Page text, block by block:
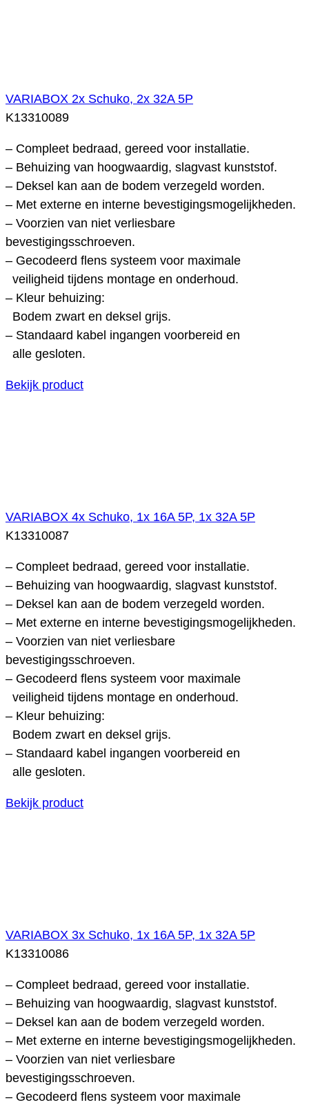
VARIABOX 2x Schuko, 2x 32A 5P
K13310089
– Compleet bedraad, gereed voor installatie.
– Behuizing van hoogwaardig, slagvast kunststof.
– Deksel kan aan de bodem verzegeld worden.
– Met externe en interne bevestigingsmogelijkheden.
– Voorzien van niet verliesbare
bevestigingsschroeven.
– Gecodeerd flens systeem voor maximale
veiligheid tijdens montage en onderhoud.
– Kleur behuizing:
Bodem zwart en deksel grijs.
– Standaard kabel ingangen voorbereid en
alle gesloten.
Bekijk product
VARIABOX 4x Schuko, 1x 16A 5P, 1x 32A 5P
K13310087
– Compleet bedraad, gereed voor installatie.
– Behuizing van hoogwaardig, slagvast kunststof.
– Deksel kan aan de bodem verzegeld worden.
– Met externe en interne bevestigingsmogelijkheden.
– Voorzien van niet verliesbare
bevestigingsschroeven.
– Gecodeerd flens systeem voor maximale
veiligheid tijdens montage en onderhoud.
– Kleur behuizing:
Bodem zwart en deksel grijs.
– Standaard kabel ingangen voorbereid en
alle gesloten.
Bekijk product
VARIABOX 3x Schuko, 1x 16A 5P, 1x 32A 5P
K13310086
– Compleet bedraad, gereed voor installatie.
– Behuizing van hoogwaardig, slagvast kunststof.
– Deksel kan aan de bodem verzegeld worden.
– Met externe en interne bevestigingsmogelijkheden.
– Voorzien van niet verliesbare
bevestigingsschroeven.
– Gecodeerd flens systeem voor maximale